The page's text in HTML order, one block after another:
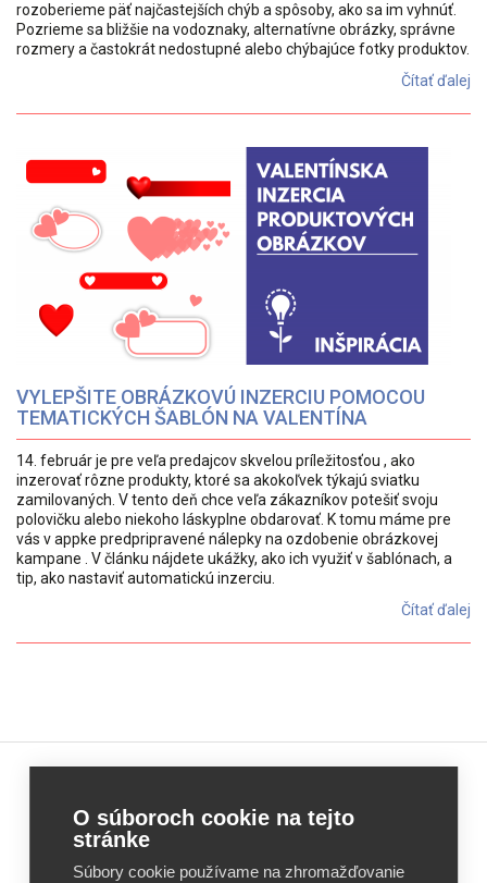
rozoberieme päť najčastejších chýb a spôsoby, ako sa im vyhnúť.
Pozrieme sa bližšie na vodoznaky, alternatívne obrázky, správne
rozmery a častokrát nedostupné alebo chýbajúce fotky produktov.
Čítať ďalej
VYLEPŠITE OBRÁZKOVÚ INZERCIU POMOCOU
TEMATICKÝCH ŠABLÓN NA VALENTÍNA
14. február je pre veľa predajcov skvelou príležitosťou , ako
inzerovať rôzne produkty, ktoré sa akokoľvek týkajú sviatku
zamilovaných. V tento deň chce veľa zákazníkov potešiť svoju
polovičku alebo niekoho láskyplne obdarovať. K tomu máme pre
vás v appke predpripravené nálepky na ozdobenie obrázkovej
kampane . V článku nájdete ukážky, ako ich využiť v šablónach, a
tip, ako nastaviť automatickú inzerciu.
Čítať ďalej
Image
Reviews
Image
Reviews
O súboroch cookie na tejto
stránke
Súbory cookie používame na zhromažďovanie